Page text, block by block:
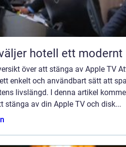
hotell ett
över att stänga av Apple TV
enkelt och användbart sätt att
livslängd. I denna artikel
stänga av din Apple TV och disk...